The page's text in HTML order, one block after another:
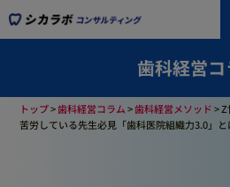
歯科経営コ
トップ>歯科経営コラム>歯科経営メソッド>
苦労している先生必見「歯科医院組織力3.0」と